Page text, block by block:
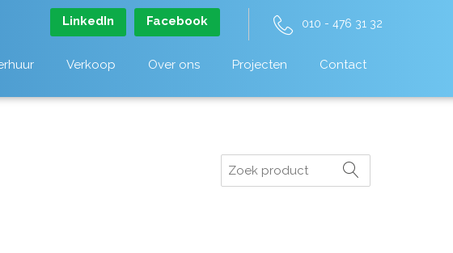
LinkedIn Facebook 010 - 476 31 32
Verkoop Over ons Projecten Contact
Zoeken